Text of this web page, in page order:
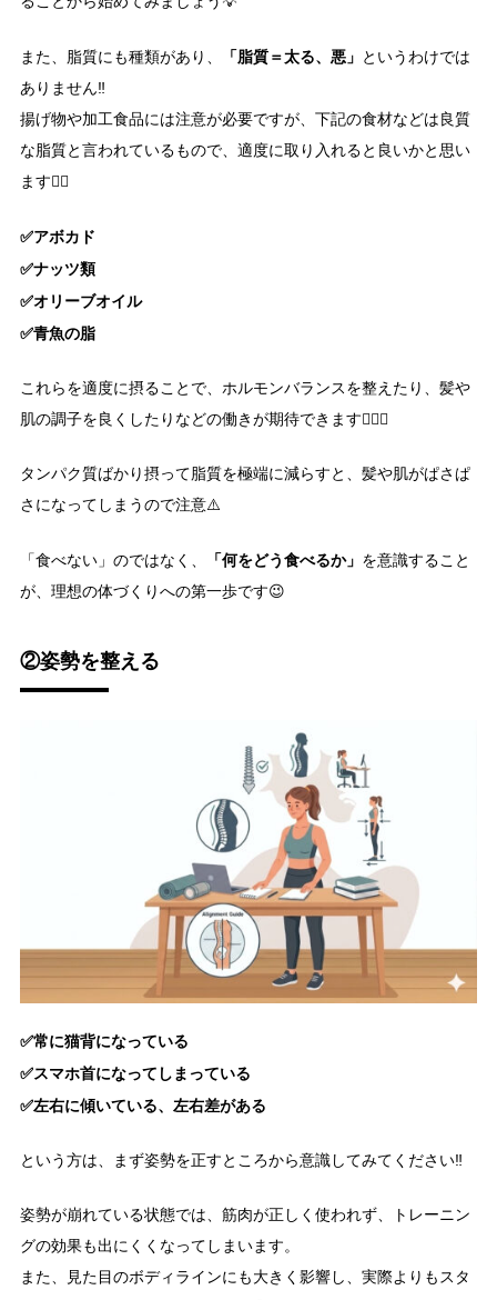
また、脂質にも種類があり、 「脂質＝太る、悪」 というわけでは
ありません‼️
揚げ物や加工食品には注意が必要ですが、下記の食材などは良質
な脂質と言われているもので、適度に取り入れると良いかと思い
ます👇🏻
✅アボカド
✅ナッツ類
✅オリーブオイル
✅青魚の脂
これらを適度に摂ることで、ホルモンバランスを整えたり、髪や
肌の調子を良くしたりなどの働きが期待できます💁🏻‍♀️
タンパク質ばかり摂って脂質を極端に減らすと、髪や肌がぱさぱ
さになってしまうので注意⚠️
「食べない」のではなく、 「何をどう食べるか」 を意識すること
が、理想の体づくりへの第一歩です😉
②姿勢を整える
✅常に猫背になっている
✅スマホ首になってしまっている
✅左右に傾いている、左右差がある
という方は、まず姿勢を正すところから意識してみてください‼️
姿勢が崩れている状態では、筋肉が正しく使われず、トレーニン
グの効果も出にくくなってしまいます。
また、見た目のボディラインにも大きく影響し、実際よりもスタ